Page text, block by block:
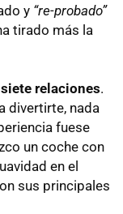
y “re-probado”
tirado más la
relaciones.
divertirte, nada
fuese
un coche con
en el
sus principales